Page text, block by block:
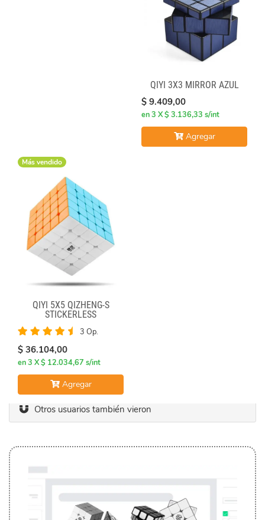
QIYI 3X3 MIRROR AZUL
$ 9.409,00
en 3 X $ 3.136,33 s/int
Agregar
Más vendido
QIYI 5X5 QIZHENG-S
STICKERLESS
3 Op.
$ 36.104,00
en 3 X $ 12.034,67 s/int
Agregar
Otros usuarios también vieron